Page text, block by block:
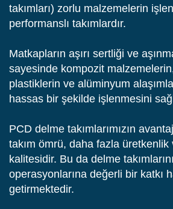
takımları) zorlu malzemelerin
performanslı takımlardır.
Matkapların aşırı sertliği ve
sayesinde kompozit
plastiklerin ve alüminyum
hassas bir şekilde işlenmesini
PCD delme takımlarımızın
takım ömrü, daha fazla
kalitesidir. Bu da delme
operasyonlarına değerli bir katkı
getirmektedir.